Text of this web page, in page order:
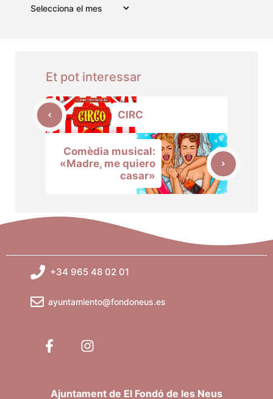
Et pot interessar
CIRC
Comèdia musical:
«Madre, me quiero
casar»
+34 965 48 02 01
ayuntamiento@fondoneus.es
Ajuntament de El Fondó de les Neus